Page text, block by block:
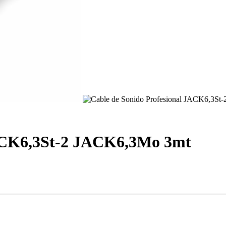
2 JACK6,3Mo 3mt